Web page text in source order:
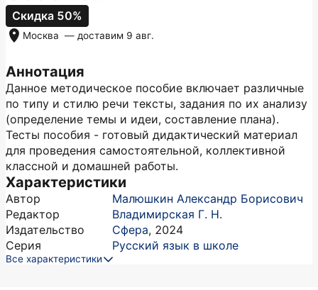
Аннотация
Данное методическое пособие включает различные
по типу и стилю речи тексты, задания по их анализу
(определение темы и идеи, составление плана).
Тесты пособия - готовый дидактический материал
для проведения самостоятельной, коллективной
классной и домашней работы.
Характеристики
Автор
Малюшкин Александр Борисович
Редактор
Владимирская Г. Н.
Издательство
Сфера, 2024
Серия
Русский язык в школе
Все характеристики
Скидка 50%
Москва — доставим 9 авг.